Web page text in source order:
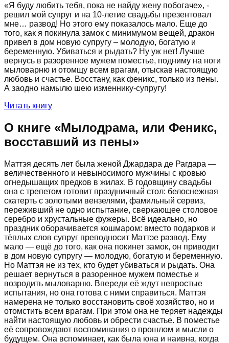
«Я буду любить тебя, пока не найду жену побогаче», -
решил мой супруг и на 10-летие свадьбы презентовал
мне… развод! Но этого ему показалось мало. Еще до
того, как я покинула замок с минимумом вещей, дракон
привел в дом новую супругу – молодую, богатую и
беременную. Убиваться и рыдать? Ну уж нет! Лучше
вернусь в разоренное мужем поместье, подниму на ноги
мыловарню и отомщу всем врагам, отыскав настоящую
любовь и счастье. Восстану, как феникс, только из пены.
А заодно намылю шею изменнику-супругу!
Читать книгу
О книге «Мылодрама, или Феникс,
восставший из пены»
Маттэя десять лет была женой Джардара де Рагдара —
величественного и невыносимого мужчины с кровью
огнедышащих предков в жилах. В годовщину свадьбы
она с трепетом готовит праздничный стол: белоснежная
скатерть с золотыми вензелями, фамильный сервиз,
переживший не одно испытание, сверкающее столовое
серебро и хрустальные фужеры. Всё идеально, но
праздник оборачивается кошмаром: вместо подарков и
тёплых слов супруг преподносит Маттэе развод. Ему
мало — ещё до того, как она покинет замок, он приводит
в дом новую супругу — молодую, богатую и беременную.
Но Маттэя не из тех, кто будет убиваться и рыдать. Она
решает вернуться в разоренное мужем поместье и
возродить мыловарню. Впереди её ждут непростые
испытания, но она готова с ними справиться. Маттэя
намерена не только восстановить своё хозяйство, но и
отомстить всем врагам. При этом она не теряет надежды
найти настоящую любовь и обрести счастье. В поместье
её сопровождают воспоминания о прошлом и мысли о
будущем. Она вспоминает, как была юна и наивна, когда